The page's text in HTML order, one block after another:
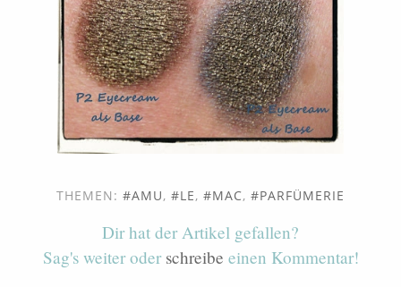
THEMEN: AMU, LE, MAC, PARFÜMERIE
Dir hat der Artikel gefallen?
Sag's weiter oder schreibe einen Kommentar!